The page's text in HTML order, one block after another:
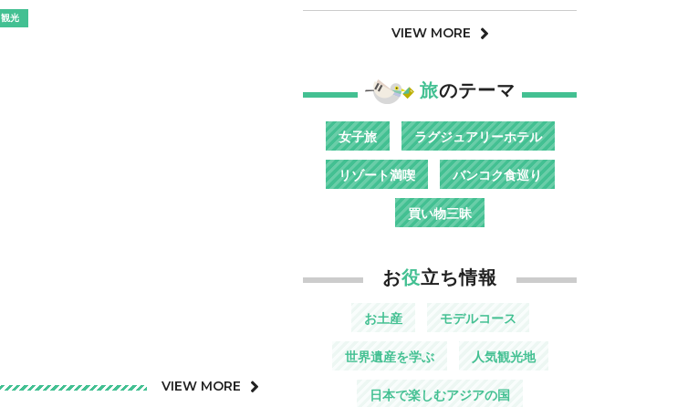
観光
VIEW MORE
VIEW MORE
旅のテーマ
女子旅 ラグジュアリーホテル
リゾート満喫 バンコク食巡り
買い物三昧
お役立ち情報
お土産 モデルコース
世界遺産を学ぶ 人気観光地
日本で楽しむアジアの国